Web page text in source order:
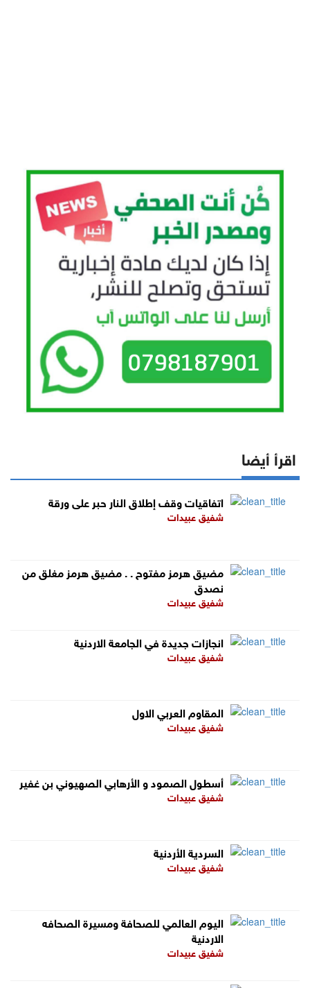
اقرأ أيضا
اتفاقيات وقف إطلاق النار حبر على ورقة
شفيق عبيدات
مضيق هرمز مفتوح . . مضيق هرمز مغلق من
نصدق
شفيق عبيدات
انجازات جديدة في الجامعة الاردنية
شفيق عبيدات
المقاوم العربي الاول
شفيق عبيدات
أسطول الصمود و الأرهابي الصهيوني بن غفير
شفيق عبيدات
السردية الأردنية
شفيق عبيدات
اليوم العالمي للصحافة ومسيرة الصحافه
الاردنية
شفيق عبيدات